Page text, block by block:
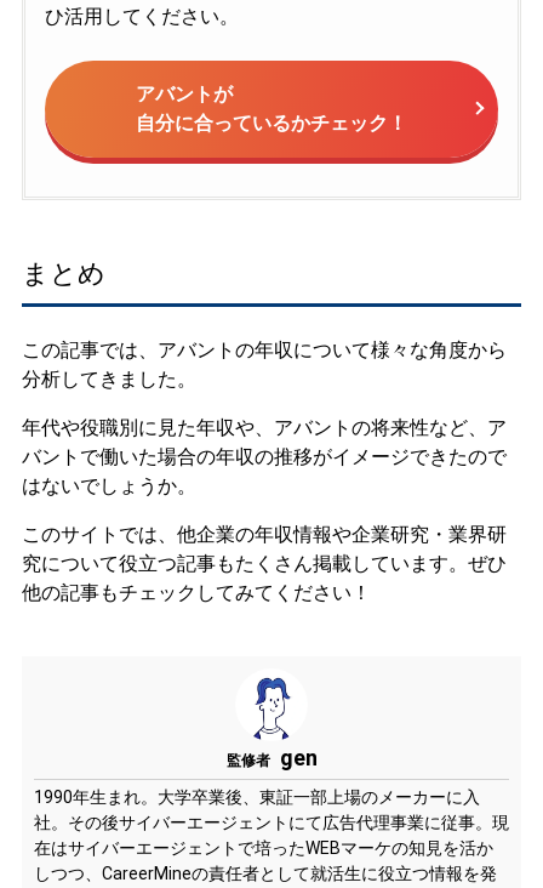
ひ活用してください。
アバントが
自分に合っているかチェック！
まとめ
この記事では、アバントの年収について様々な角度から
分析してきました。
年代や役職別に見た年収や、アバントの将来性など、ア
バントで働いた場合の年収の推移がイメージできたので
はないでしょうか。
このサイトでは、他企業の年収情報や企業研究・業界研
究について役立つ記事もたくさん掲載しています。ぜひ
他の記事もチェックしてみてください！
監修者 gen
1990年生まれ。大学卒業後、東証一部上場のメーカーに入
社。その後サイバーエージェントにて広告代理事業に従事。現
在はサイバーエージェントで培ったWEBマーケの知見を活か
しつつ、CareerMineの責任者として就活生に役立つ情報を発